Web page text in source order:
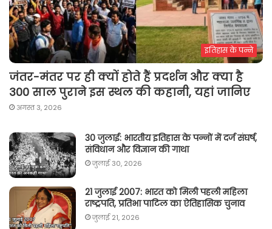
इतिहास के पन्ने
जंतर-मंतर पर ही क्यों होते हैं प्रदर्शन और क्या है
300 साल पुराने इस स्थल की कहानी, यहां जानिए
अगस्त 3, 2026
30 जुलाई: भारतीय इतिहास के पन्नों में दर्ज संघर्ष,
संविधान और विज्ञान की गाथा
जुलाई 30, 2026
21 जुलाई 2007: भारत को मिली पहली महिला
राष्ट्रपति, प्रतिभा पाटिल का ऐतिहासिक चुनाव
जुलाई 21, 2026